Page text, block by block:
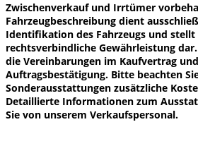
Zwischenverkauf und Irrtümer
Fahrzeugbeschreibung dient
Identifikation des Fahrzeugs und stellt
rechtsverbindliche Gewährleistung
die Vereinbarungen im Kaufvertrag
Auftragsbestätigung. Bitte beachten
Sonderausstattungen zusätzliche
Detaillierte Informationen zum
Sie von unserem Verkaufspersonal.